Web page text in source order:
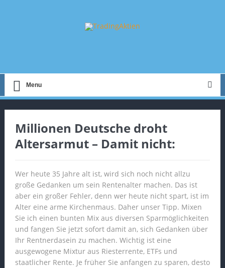
Menu
Millionen Deutsche droht
Altersarmut – Damit nicht:
Wer heute 35 Jahre alt ist, wird sich noch nicht allzu
große Gedanken um sein Rentenalter machen. Das ist
aber ein großer Fehler, denn wer heute nicht spart, ist im
Alter eine arme Kirchenmaus. Daher unser Tipp. Mixen
Sie ich einen bunten Mix aus diversen Sparmöglichkeiten
und fangen Sie jetzt sofort damit an, sich Gedanken über
Ihr Rentnerdasein zu machen. Wichtig ist eine
ausgewogene Mixtur aus Riesterrente, ETFs und
staatlicher Rente. Je früher Sie anfangen zu sparen, desto